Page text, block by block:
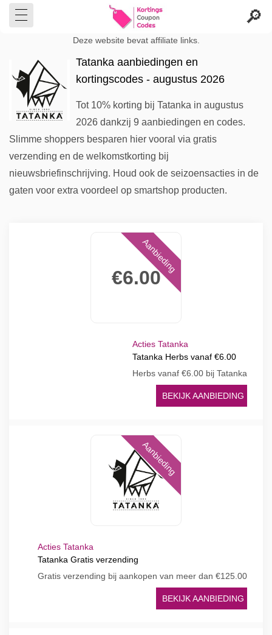
Deze website bevat affiliate links.
Tatanka aanbiedingen en
kortingscodes - augustus 2026
Tot 10% korting bij Tatanka in augustus
2026 dankzij 9 aanbiedingen en codes.
Slimme shoppers besparen hier vooral via gratis
verzending en de welkomstkorting bij
nieuwsbriefinschrijving. Houd ook de seizoensacties in de
gaten voor extra voordeel op smartshop producten.
€6.00
Aanbieding
Acties Tatanka
Tatanka Herbs vanaf €6.00
Herbs vanaf €6.00 bij Tatanka
BEKIJK AANBIEDING
Aanbieding
Acties Tatanka
Tatanka Gratis verzending
Gratis verzending bij aankopen van meer dan €125.00
BEKIJK AANBIEDING